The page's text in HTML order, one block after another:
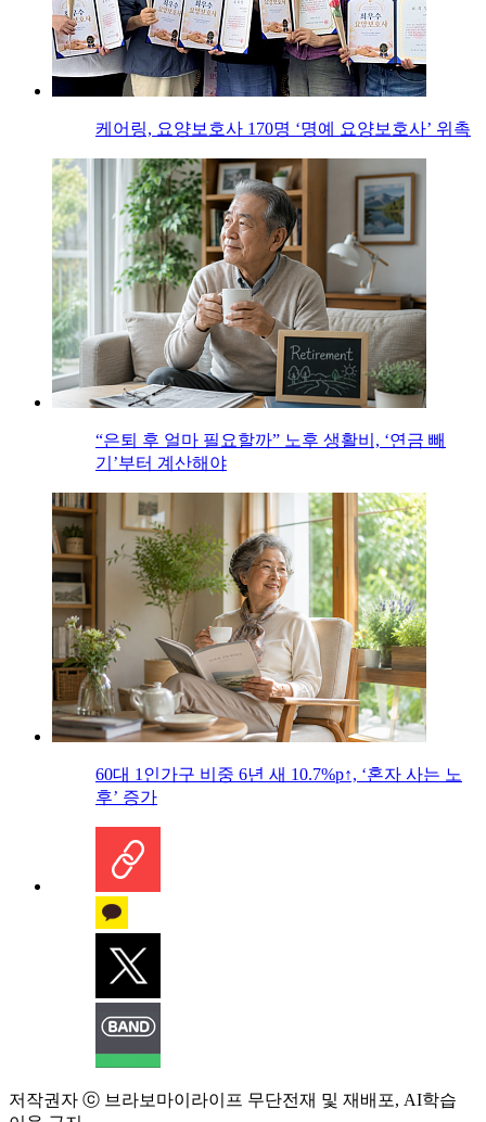
케어링, 요양보호사 170명 ‘명예 요양보호사’ 위촉
“은퇴 후 얼마 필요할까” 노후 생활비, ‘연금 빼
기’부터 계산해야
60대 1인가구 비중 6년 새 10.7%p↑, ‘혼자 사는 노
후’ 증가
저작권자 ⓒ 브라보마이라이프 무단전재 및 재배포, AI학습